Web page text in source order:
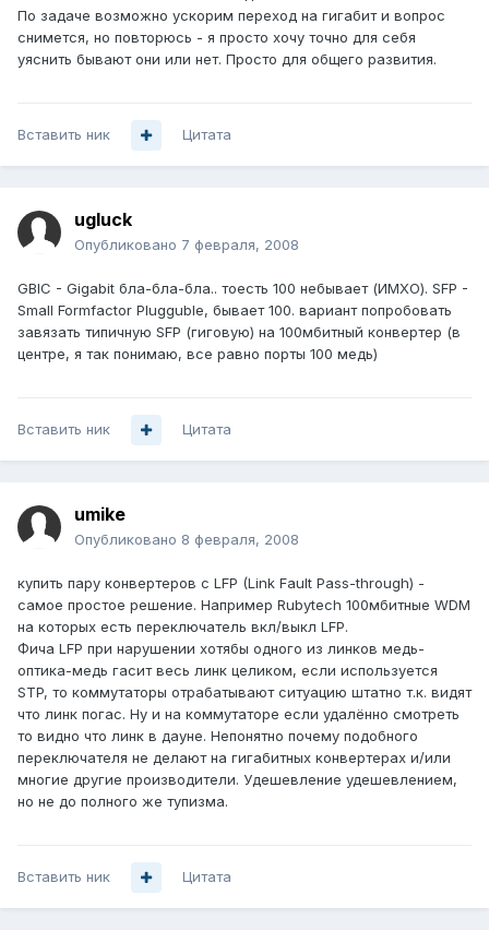
По задаче возможно ускорим переход на гигабит и вопрос
снимется, но повторюсь - я просто хочу точно для себя
уяснить бывают они или нет. Просто для общего развития.
Вставить ник Цитата
ugluck
Опубликовано 7 февраля, 2008
GBIC - Gigabit бла-бла-бла.. тоесть 100 небывает (ИМХО). SFP -
Small Formfactor Plugguble, бывает 100. вариант попробовать
завязать типичную SFP (гиговую) на 100мбитный конвертер (в
центре, я так понимаю, все равно порты 100 медь)
Вставить ник Цитата
umike
Опубликовано 8 февраля, 2008
купить пару конвертеров с LFP (Link Fault Pass-through) -
самое простое решение. Например Rubytech 100мбитные WDM
на которых есть переключатель вкл/выкл LFP.
Фича LFP при нарушении хотябы одного из линков медь-
оптика-медь гасит весь линк целиком, если используется
STP, то коммутаторы отрабатывают ситуацию штатно т.к. видят
что линк погас. Ну и на коммутаторе если удалённо смотреть
то видно что линк в дауне. Непонятно почему подобного
переключателя не делают на гигабитных конвертерах и/или
многие другие производители. Удешевление удешевлением,
но не до полного же тупизма.
Вставить ник Цитата